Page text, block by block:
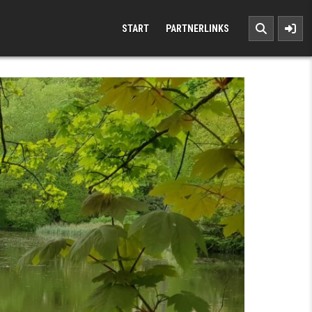
START PARTNERLINKS